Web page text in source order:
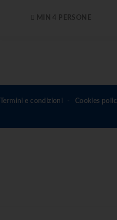
MIN 4 PERSONE
Termini e condizioni
Cookies